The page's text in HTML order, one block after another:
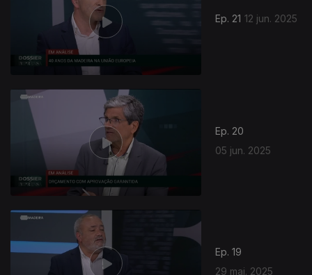
Ep. 21 12 jun. 2025
Ep. 20
05 jun. 2025
Ep. 19
29 mai. 2025